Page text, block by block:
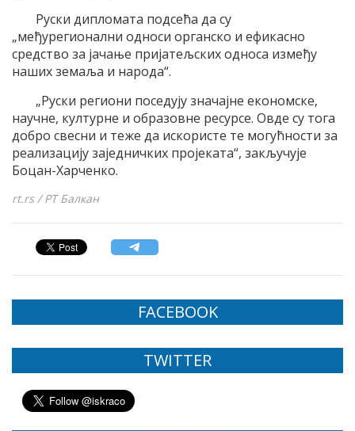
Руски дипломата подсећа да су
„међурегионални односи органско и ефикасно
средство за јачање пријатељских односа између
наших земаља и народа“.
„Руски региони поседују значајне економске,
научне, културне и образовне ресурсе. Овде су тога
добро свесни и теже да искористе те могућности за
реализацију заједничких пројеката“, закључује
Боцан-Харченко.
rt.rs / РТ Балкан
FACEBOOK
TWITTER